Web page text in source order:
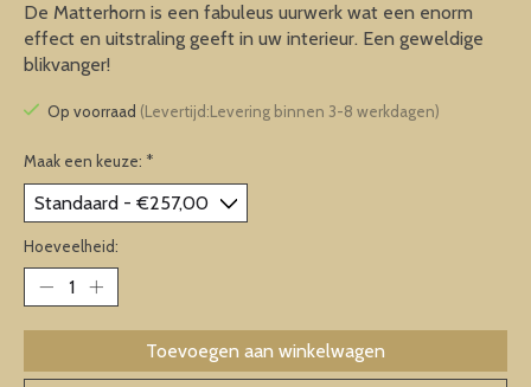
De Matterhorn is een fabuleus uurwerk wat een enorm
effect en uitstraling geeft in uw interieur. Een geweldige
blikvanger!
Op voorraad (Levertijd:Levering binnen 3-8 werkdagen)
Maak een keuze: *
Hoeveelheid:
Toevoegen aan winkelwagen